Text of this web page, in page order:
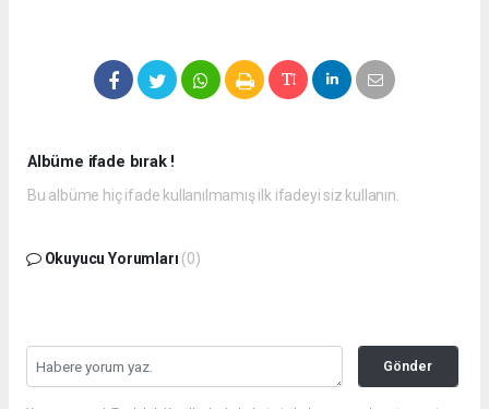
Albüme ifade bırak !
Bu albüme hiç ifade kullanılmamış ilk ifadeyi siz kullanın.
Okuyucu Yorumları (0)
Gönder